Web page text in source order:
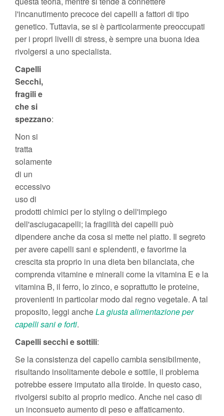
l'incanutimento precoce dei capelli a fattori di tipo
genetico. Tuttavia, se si è particolarmente preoccupati
per i propri livelli di stress, è sempre una buona idea
rivolgersi a uno specialista.
Capelli
Secchi,
fragili e
che si
spezzano:
Non si
tratta
solamente
di un
eccessivo
uso di
prodotti chimici per lo styling o dell'impiego
dell'asciugacapelli; la fragilità dei capelli può
dipendere anche da cosa si mette nel piatto. Il segreto
per avere capelli sani e splendenti, e favorirne la
crescita sta proprio in una dieta ben bilanciata, che
comprenda vitamine e minerali come la vitamina E e la
vitamina B, il ferro, lo zinco, e soprattutto le proteine,
provenienti in particolar modo dal regno vegetale. A tal
proposito, leggi ancheLa giusta alimentazione per
capelli sani e forti.
Capelli secchi e sottili:
Se la consistenza del capello cambia sensibilmente,
risultando insolitamente debole e sottile, il problema
potrebbe essere imputato alla tiroide. In questo caso,
rivolgersi subito al proprio medico. Anche nel caso di
un inconsueto aumento di peso e affaticamento.